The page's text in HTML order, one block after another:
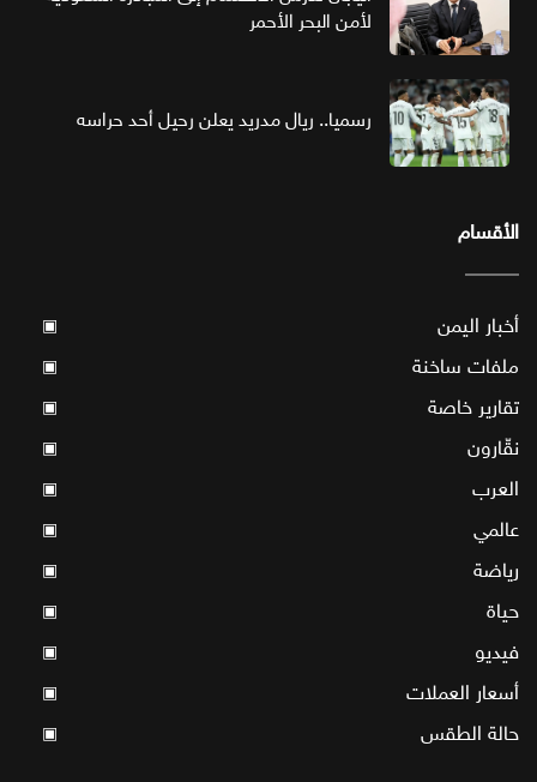
لأمن البحر الأحمر
رسميا.. ريال مدريد يعلن رحيل أحد حراسه
الأقسام
أخبار اليمن ▣
ملفات ساخنة ▣
تقارير خاصة ▣
نقّارون ▣
العرب ▣
عالمي ▣
رياضة ▣
حياة ▣
فيديو ▣
أسعار العملات ▣
حالة الطقس ▣